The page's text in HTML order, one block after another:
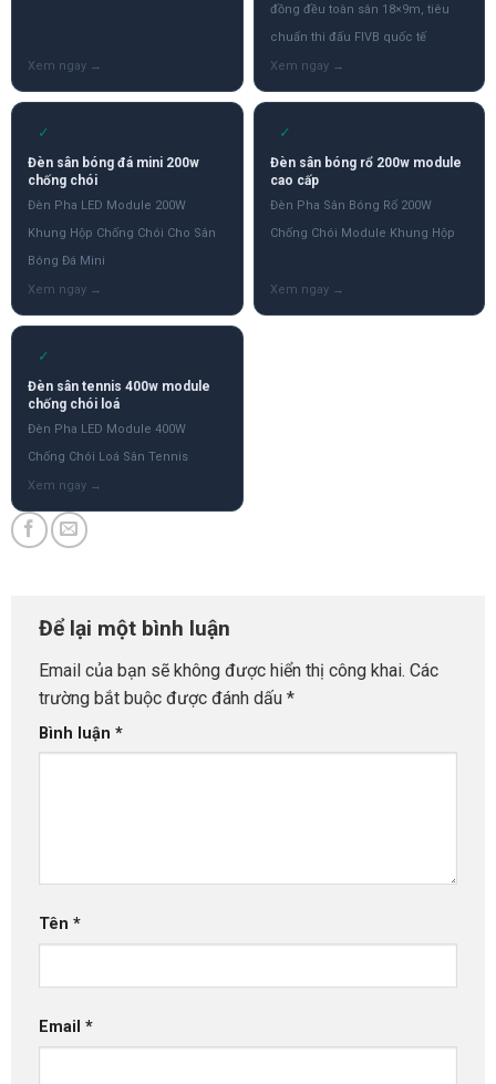
đồng đều toàn sân 18×9m, tiêu
chuẩn thi đấu FIVB quốc tế
✓
Đèn sân bóng đá mini 200w
chống chói
Đèn Pha LED Module 200W
Khung Hộp Chống Chói Cho Sân
Bóng Đá Mini
✓
Đèn sân bóng rổ 200w module
cao cấp
Đèn Pha Sân Bóng Rổ 200W
Chống Chói Module Khung Hộp
✓
Đèn sân tennis 400w module
chống chói loá
Đèn Pha LED Module 400W
Chống Chói Loá Sân Tennis
Để lại một bình luận
Email của bạn sẽ không được hiển thị công khai. Các
trường bắt buộc được đánh dấu *
Bình luận *
Tên *
Email *